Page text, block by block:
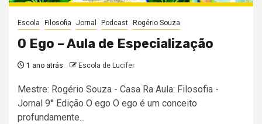
Escola Filosofia Jornal Podcast Rogério Souza
O Ego – Aula de Especialização
1 ano atrás Escola de Lucifer
Mestre: Rogério Souza - Casa Ra Aula: Filosofia -
Jornal 9° Edição O ego O ego é um conceito
profundamente...